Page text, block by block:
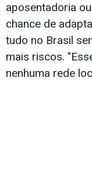
aposentadoria
chance de
tudo no Brasil
mais riscos.
nenhuma rede